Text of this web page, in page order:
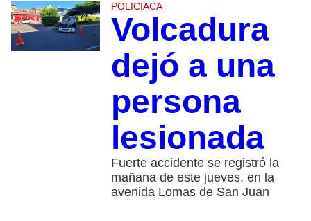
POLICIACA
Volcadura
dejó a una
persona
lesionada
Fuerte accidente se registró la
mañana de este jueves, en la
avenida Lomas de San Juan